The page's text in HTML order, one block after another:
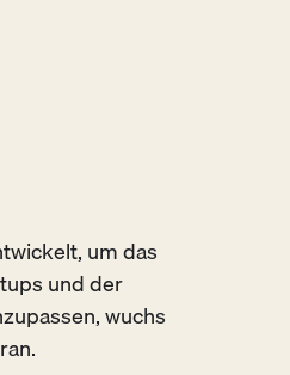
um das
und der
wuchs